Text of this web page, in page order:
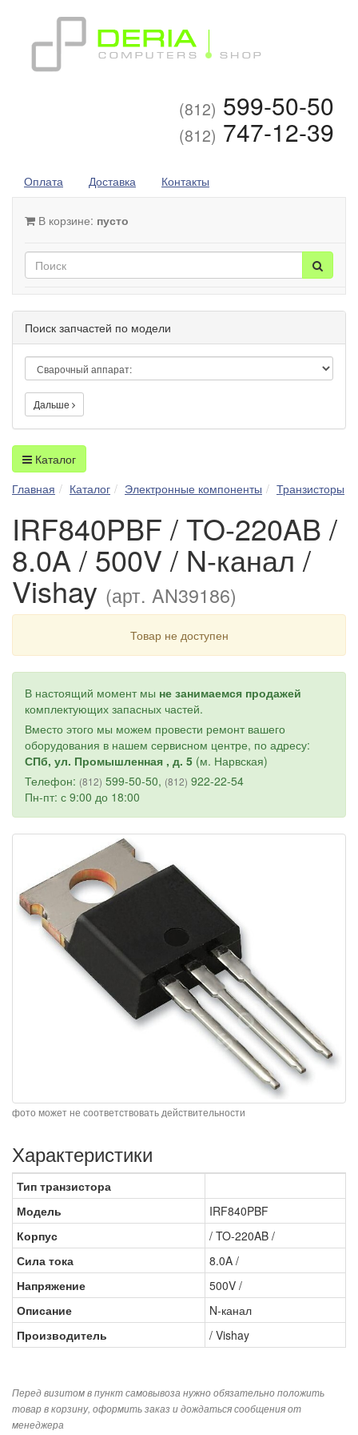
(812) 599-50-50
(812) 747-12-39
Оплата Доставка Контакты
В корзине: пусто
Поиск запчастей по модели
Дальше
Каталог
Главная
Каталог Электронные компоненты Транзисторы
IRF840PBF / TO-220AB /
8.0A / 500V / N-канал /
Vishay (арт. AN39186)
Товар не доступен
В настоящий момент мы не занимаемся продажей
комплектующих запасных частей.
Вместо этого мы можем провести ремонт вашего
оборудования в нашем сервисном центре, по адресу:
СПб, ул. Промышленная , д. 5 (м. Нарвская)
Телефон: (812) 599-50-50, (812) 922-22-54
Пн-пт: с 9:00 до 18:00
фото может не соответствовать действительности
Характеристики
Тип транзистора
Модель
IRF840PBF
Корпус
/ TO-220AB /
Сила тока
8.0A /
Напряжение
500V /
Описание
N-канал
Производитель
/ Vishay
Перед визитом в пункт самовывоза нужно обязательно положить
товар в корзину, оформить заказ и дождаться сообщения от
менеджера